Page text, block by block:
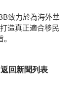
致力於為海外華
造真正適合移民
回新聞列表